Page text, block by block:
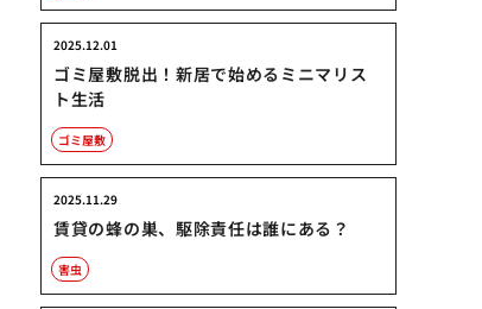
ゴミ屋敷脱出！新居で始めるミニマリス
ト生活
2025.12.01
ゴミ屋敷
賃貸の蜂の巣、駆除責任は誰にある？
2025.11.29
害虫